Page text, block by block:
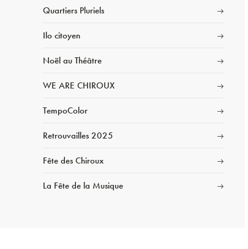
Quartiers Pluriels
Ilo citoyen
Noël au Théâtre
WE ARE CHIROUX
TempoColor
Retrouvailles 2025
Fête des Chiroux
La Fête de la Musique